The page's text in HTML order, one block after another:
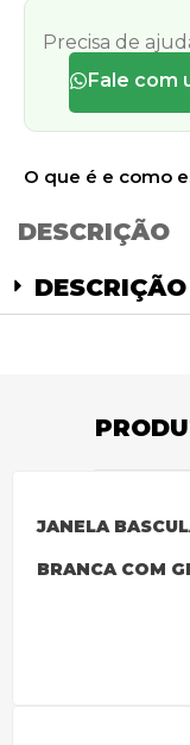
Precisa de
Fale com
O que é e como
DESCRIÇÃO
JANELA
BRANCA COM